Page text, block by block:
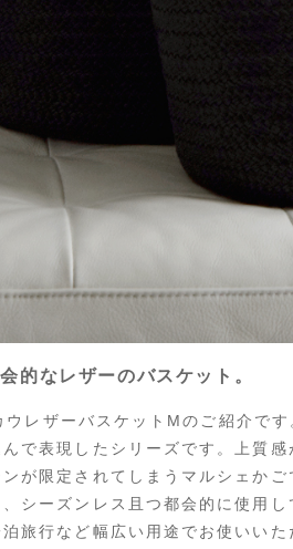
的なレザーのバスケット。
レザーバスケットMのご紹介で
で表現したシリーズです。上質
が限定されてしまうマルシェか
シーズンレス且つ都会的に使用
旅行など幅広い用途でお使いい